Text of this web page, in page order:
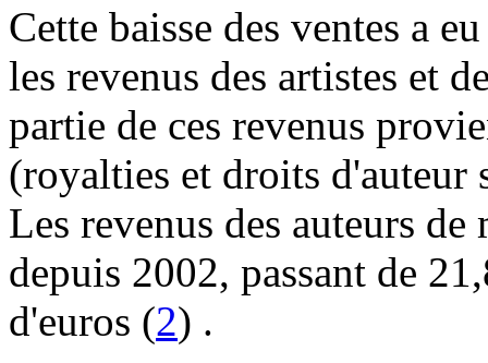
Cette baisse des ventes a
les revenus des artistes et
partie de ces revenus
(royalties et droits d'auteur
Les revenus des auteurs
depuis 2002, passant de
d'euros (2) .